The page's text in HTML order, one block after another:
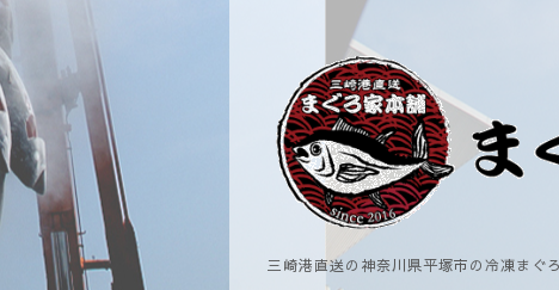
三崎港直送の神奈川県平塚市の冷凍まぐ